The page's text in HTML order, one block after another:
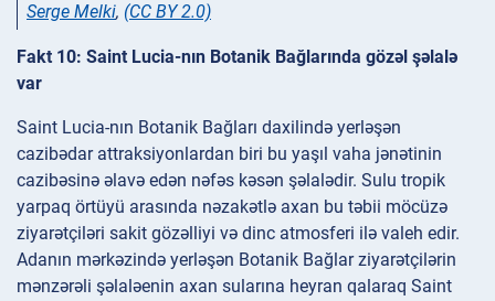
Serge Melki, (CC BY 2.0)
Fakt 10: Saint Lucia-nın Botanik Bağlarında gözəl şəlalə
var
Saint Lucia-nın Botanik Bağları daxilində yerləşən
cazibədar attraksiyonlardan biri bu yaşıl vaha jənətinin
cazibəsinə əlavə edən nəfəs kəsən şəlalədir. Sulu tropik
yarpaq örtüyü arasında nəzakətlə axan bu təbii möcüzə
ziyarətçiləri sakit gözəlliyi və dinc atmosferi ilə valeh edir.
Adanın mərkəzində yerləşən Botanik Bağlar ziyarətçilərin
mənzərəli şəlaləenin axan sularına heyran qalaraq Saint